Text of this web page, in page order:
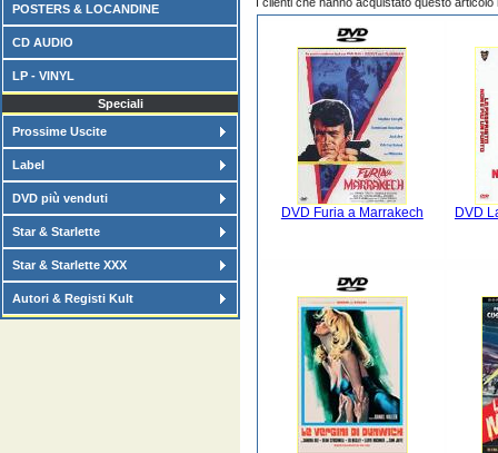
POSTERS & LOCANDINE
CD AUDIO
LP - VINYL
Speciali
Prossime Uscite
Label
DVD più venduti
Star & Starlette
Star & Starlette XXX
Autori & Registi Kult
DVD Furia a Marrakech DVD